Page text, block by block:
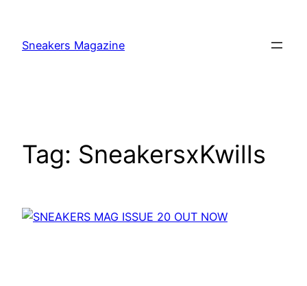
content
Sneakers Magazine
Tag: SneakersxKwills